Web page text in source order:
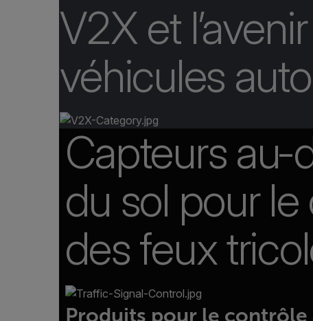
V2X et
véhicules
Capteurs au-
du sol pour
des feux
Produits pour le contrôle